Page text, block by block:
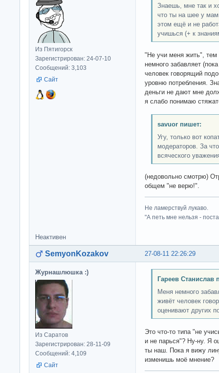
Из Пятигорск
Зарегистрирован: 24-07-10
Сообщений: 3,103
Сайт
Знаешь, мне так и
что ты на шее у
этом ещё и не
учишься (+ к
"Не учи меня жить", тем
немного забавляет
человек говорящий
уровню потребления.
деньги не дают мне
я слабо понимаю
savuor пишет:
Угу, только вот
модераторов. За
всяческого
(недовольно смотрю)
общем "не верю!".
Не ламерствуй лукаво.
"А петь мне нельзя -
Неактивен
27-08-11 22:26:29
SemyonKozakov
Журнашлюшка :)
Из Саратов
Зарегистрирован: 28-11-09
Сообщений: 4,109
Сайт
Гареев Станислав
Меня немного
живёт человек
оценивают других
Это что-то типа "не
и не парься"? Ну-ну. Я
ты наш. Пока я вижу
изменишь моё мнение?